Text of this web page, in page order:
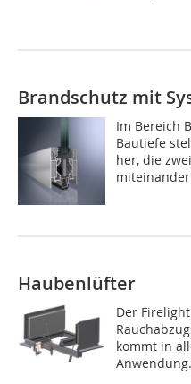
Brandschutz mit
Im Bereich
Bautiefe
her, die
Haubenlüfter
Der
kommt in